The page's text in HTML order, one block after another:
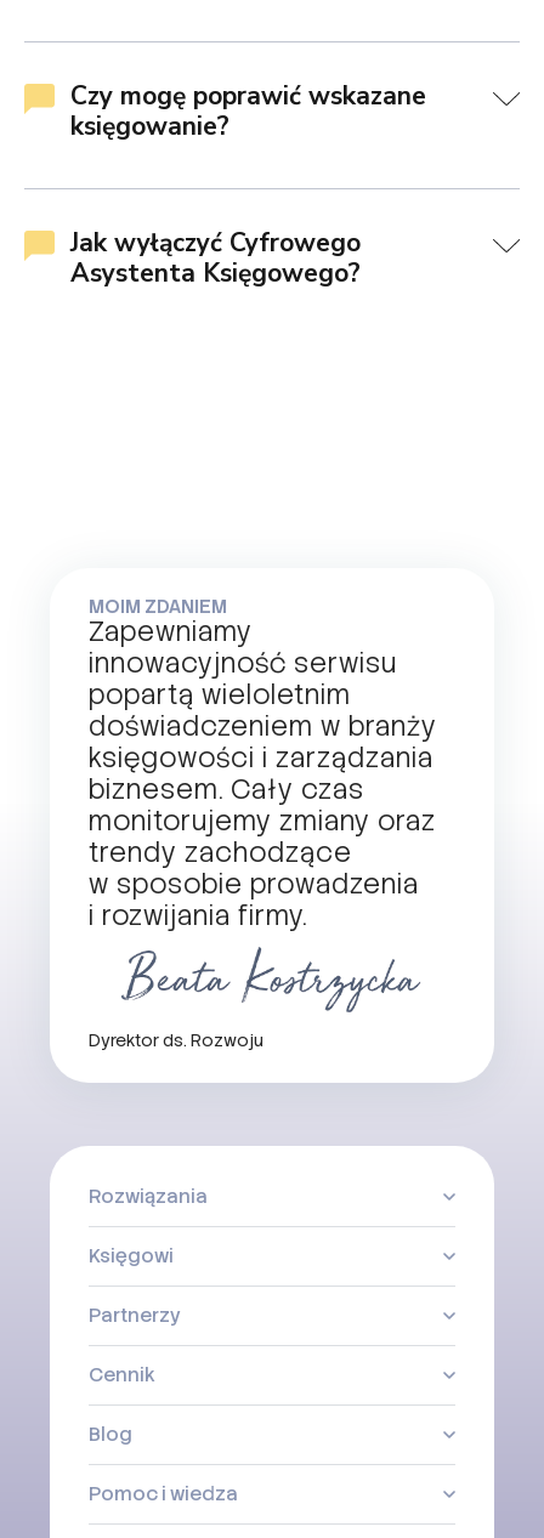
Czy mogę poprawić wskazane
księgowanie?
Jak wyłączyć Cyfrowego
Asystenta Księgowego?
MOIM ZDANIEM
Zapewniamy
innowacyjność serwisu
popartą wieloletnim
doświadczeniem w branży
księgowości i zarządzania
biznesem. Cały czas
monitorujemy zmiany oraz
trendy zachodzące
w sposobie prowadzenia
i rozwijania firmy.
Dyrektor ds. Rozwoju
Rozwiązania
Księgowi
Partnerzy
Cennik
Blog
Pomoc i wiedza